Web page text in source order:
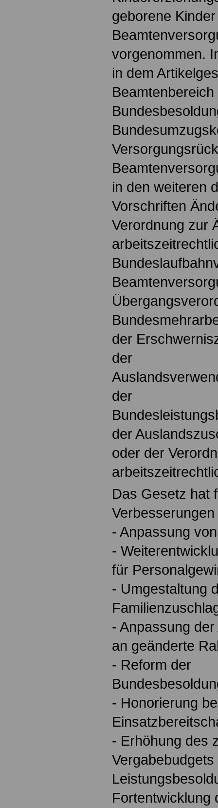
geborene
vorgenommen.
in dem
in den weiteren
Vorschriften
Verordnung zur
der
der
der
der
oder der
Das Gesetz hat
- Anpassung
-
für
- Umgestaltung
- Anpassung
an geänderte
- Reform der
- Honorierung
- Erhöhung des
Vergabebudgets
Fortentwicklung